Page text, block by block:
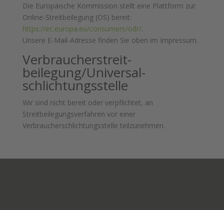
Die Europäische Kommission stellt eine Plattform zur
Online-Streitbeilegung (OS) bereit:
https://ec.europa.eu/consumers/odr/.
Unsere E-Mail-Adresse finden Sie oben im Impressum.
Verbraucher­streit­
beilegung/Universal­
schlichtungs­stelle
Wir sind nicht bereit oder verpflichtet, an
Streitbeilegungsverfahren vor einer
Verbraucherschlichtungsstelle teilzunehmen.